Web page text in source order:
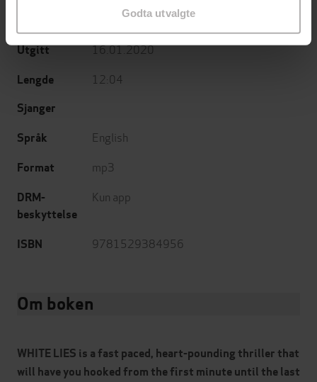
Godta utvalgte
Hodder & Stoughton
Utgitt 16.01.2020
Lengde 12:04
Sjanger
Språk
English
Format mp3
DRM-
beskyttelse
Kun app
ISBN 9781529384956
Om boken
WHITE LIES is a fast paced, heart-pounding thriller that
will have you hooked from the first minute until the last